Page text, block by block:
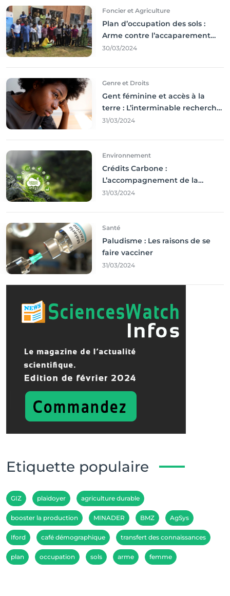
Foncier et Agriculture
Plan d’occupation des sols :
Arme contre l’accaparement
des terres
30/03/2024
Genre et Droits
Gent féminine et accès à la
terre : L’interminable recherche
des droits
31/03/2024
Environnement
Crédits Carbone :
L’accompagnement de la
Francophonie
31/03/2024
Santé
Paludisme : Les raisons de se
faire vacciner
31/03/2024
Etiquette populaire
GIZ plaidoyer agriculture durable
booster la production MINADER BMZ AgSys
Iford café démographique transfert des connaissances
plan occupation sols arme femme